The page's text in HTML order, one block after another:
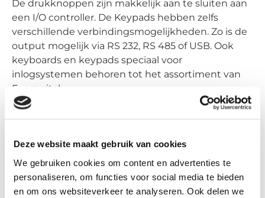
Deze website maakt gebruik van cookies
We gebruiken cookies om content en advertenties te
personaliseren, om functies voor social media te bieden
en om ons websiteverkeer te analyseren. Ook delen we
De drukknoppen zijn makkelijk aan te sluiten aan
een I/O controller. De Keypads hebben zelfs
verschillende verbindingsmogelijkheden. Zo is de
output mogelijk via RS 232, RS 485 of USB. Ook
keyboards en keypads speciaal voor
inlogsystemen behoren tot het assortiment van
Everswitch.
Aangezien er geen bewegende delen zijn, zijn de
waterdicht en stofbestendig zijn. Bovendien zijn er
Protection). Door deze speciale kenmerken
worden de keypads en knoppen veel gebruikt in